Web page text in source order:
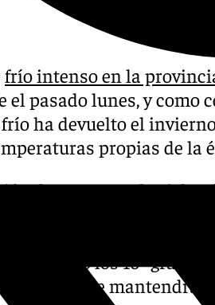
frío intenso en la
el pasado lunes, y
frío ha devuelto el
propias de la
de Aemet es de
novedad va a ser el
la noche, mientras
superando los 16º
donde se